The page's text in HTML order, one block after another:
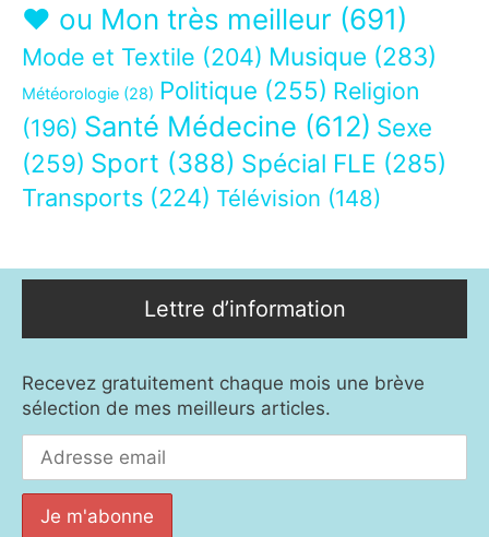
❤ ou Mon très meilleur (691)
Mode et Textile (204) Musique (283)
Météorologie (28) Politique (255) Religion
(196) Santé Médecine (612) Sexe
(259) Sport (388) Spécial FLE (285)
Transports (224) Télévision (148)
Lettre d’information
Recevez gratuitement chaque mois une brève
sélection de mes meilleurs articles.